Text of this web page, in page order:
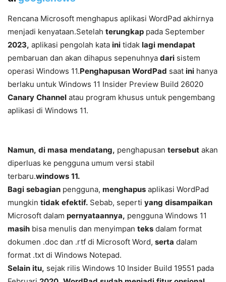
Rencana Microsoft menghapus aplikasi WordPad akhirnya
menjadi kenyataan.Setelah terungkap pada September
2023, aplikasi pengolah kata ini tidak lagi mendapat
pembaruan dan akan dihapus sepenuhnya dari sistem
operasi Windows 11.Penghapusan WordPad saat ini hanya
berlaku untuk Windows 11 Insider Preview Build 26020
Canary Channel atau program khusus untuk pengembang
aplikasi di Windows 11.
Namun, di masa mendatang, penghapusan tersebut akan
diperluas ke pengguna umum versi stabil
terbaru.windows 11.
Bagi sebagian pengguna, menghapus aplikasi WordPad
mungkin tidak efektif. Sebab, seperti yang disampaikan
Microsoft dalam pernyataannya, pengguna Windows 11
masih bisa menulis dan menyimpan teks dalam format
dokumen .doc dan .rtf di Microsoft Word, serta dalam
format .txt di Windows Notepad.
Selain itu, sejak rilis Windows 10 Insider Build 19551 pada